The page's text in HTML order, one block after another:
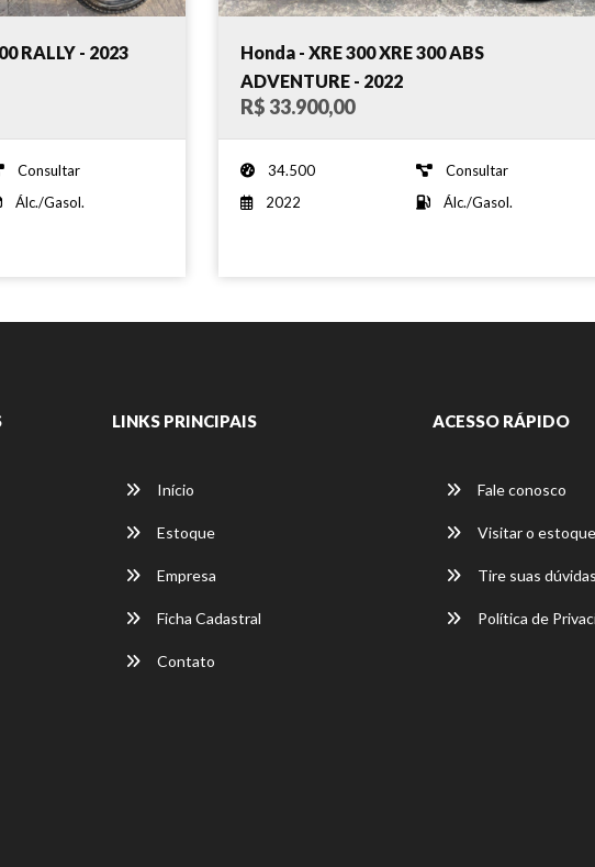
RALLY - 2023
Consultar
Álc./Gasol.
Honda - XRE 300 XRE 300 ABS
ADVENTURE - 2022
R$ 33.900,00
34.500
Consultar
2022
Álc./Gasol.
LINKS PRINCIPAIS
Início
Estoque
Empresa
Ficha Cadastral
Contato
ACESSO RÁPIDO
Fale conosco
Visitar o
Tire suas dúvidas
Política de